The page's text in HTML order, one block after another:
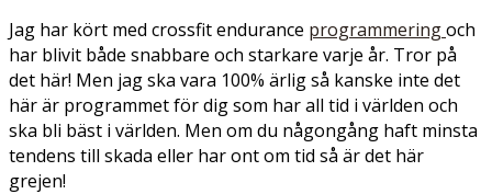
Jag har kört med crossfit endurance programmeringoch
har blivit både snabbare och starkare varje år. Tror på
det här! Men jag ska vara 100% ärlig så kanske inte det
här är programmet för dig som har all tid i världen och
ska bli bäst i världen. Men om du någongång haft minsta
tendens till skada eller har ont om tid så är det här
grejen!